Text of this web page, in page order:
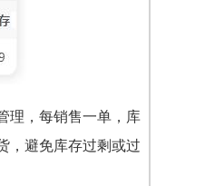
理，每销售一单，库
，避免库存过剩或过